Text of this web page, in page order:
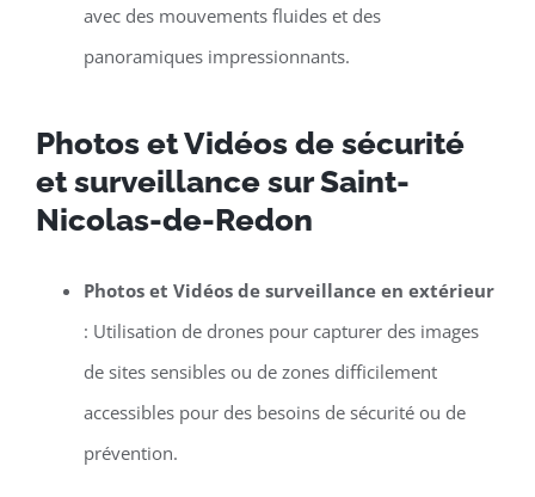
avec des mouvements fluides et des
panoramiques impressionnants.
Photos et Vidéos de sécurité
et surveillance sur Saint-
Nicolas-de-Redon
Photos et Vidéos de surveillance en extérieur
: Utilisation de drones pour capturer des images
de sites sensibles ou de zones difficilement
accessibles pour des besoins de sécurité ou de
prévention.